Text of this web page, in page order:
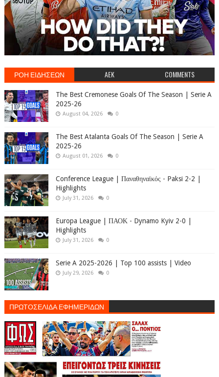
ΡΟΗ ΕΙΔΗΣΕΩΝ AEK COMMENTS
The Best Cremonese Goals Of The Season | Serie A
2025-26
August 04, 2026 0
The Best Atalanta Goals Of The Season | Serie A
2025-26
August 01, 2026 0
Conference League | Παναθηναϊκός - Paksi 2-2 |
Highlights
July 31, 2026 0
Europa League | ΠΑΟΚ - Dynamo Kyiv 2-0 |
Highlights
July 31, 2026 0
Serie A 2025-2026 | Top 100 assists | Video
July 29, 2026 0
ΠΡΩΤΟΣΕΛΙΔΑ ΕΦΗΜΕΡΙΔΩΝ